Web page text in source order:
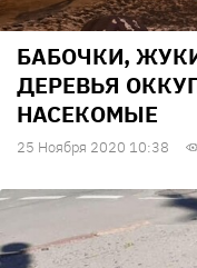
БАБОЧКИ,
ДЕРЕВЬЯ
НАСЕКОМЫЕ
25 Ноября 2020 10:38